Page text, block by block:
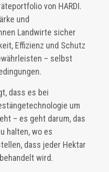
von HARDI.
und
Landwirte sicher
Effizienz und Schutz
– selbst
dass es bei
um
– es geht darum, das
halten, wo es
dass jeder Hektar
wird.